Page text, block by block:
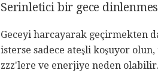
Serinletici bir gece
Geceyi harcayarak geçirmekten
isterse sadece ateşli koşuyor
zzz'lere ve enerjiye neden